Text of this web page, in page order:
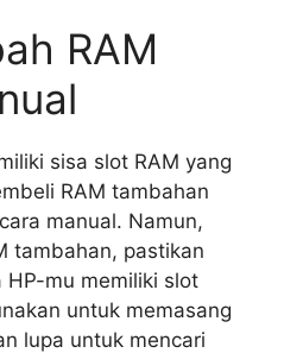
RAM
sisa slot RAM yang
RAM tambahan
manual. Namun,
tambahan, pastikan
mu memiliki slot
untuk memasang
lupa untuk mencari